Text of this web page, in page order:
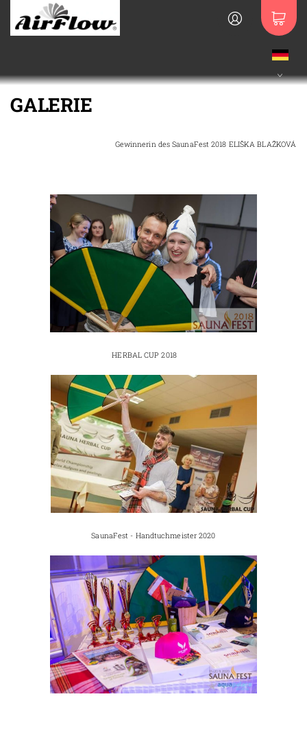
GALERIE
Gewinnerin des SaunaFest 2018 ELIŠKA BLAŽKOVÁ
HERBAL CUP 2018
SaunaFest - Handtuchmeister 2020